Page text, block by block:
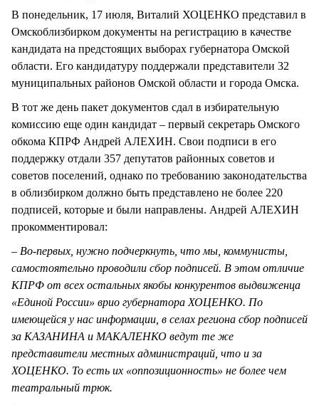
В понедельник, 17 июля, Виталий ХОЦЕНКО представил в
Омскоблизбирком документы на регистрацию в качестве
кандидата на предстоящих выборах губернатора Омской
области. Его кандидатуру поддержали представители 32
муниципальных районов Омской области и города Омска.
В тот же день пакет документов сдал в избирательную
комиссию еще один кандидат – первый секретарь Омского
обкома КПРФ Андрей АЛЕХИН. Свои подписи в его
поддержку отдали 357 депутатов районных советов и
советов поселений, однако по требованию законодательства
в облизбирком должно быть представлено не более 220
подписей, которые и были направлены. Андрей АЛЕХИН
прокомментировал:
– Во-первых, нужно подчеркнуть, что мы, коммунисты,
самостоятельно проводили сбор подписей. В этом отличие
КПРФ от всех остальных якобы конкурентов выдвиженца
«Единой России» врио губернатора ХОЦЕНКО. По
имеющейся у нас информации, в селах региона сбор подписей
за КАЗАНИНА и МАКАЛЕНКО ведут те же
представители местных администраций, что и за
ХОЦЕНКО. То есть их «оппозиционность» не более чем
театральный трюк.